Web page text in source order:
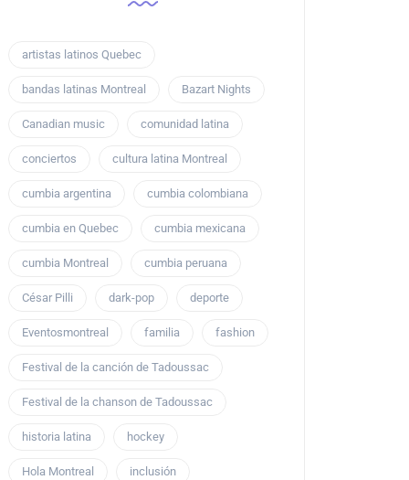
artistas latinos Quebec
bandas latinas Montreal Bazart Nights
Canadian music comunidad latina
conciertos cultura latina Montreal
cumbia argentina cumbia colombiana
cumbia en Quebec cumbia mexicana
cumbia Montreal cumbia peruana
César Pilli dark-pop deporte
Eventosmontreal familia fashion
Festival de la canción de Tadoussac
Festival de la chanson de Tadoussac
historia latina hockey
Hola Montreal inclusión